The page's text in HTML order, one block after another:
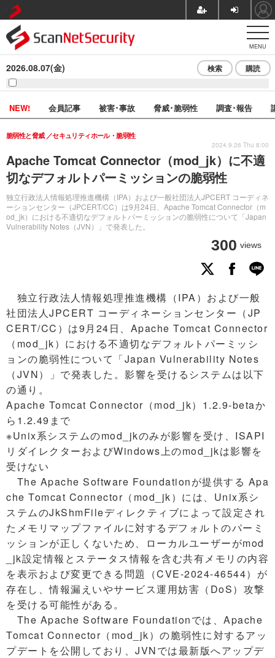
MENU
2026.08.07(金) 検索 購読
NEW! 会員記事 被害･事故 脅威･脆弱性 調査･報告
Apache Tomcat Connector（mod_jk）に不適
切なデフォルトパーミッションの脆弱性
独立行政法人情報処理推進機構（IPA）および一般社団法人JPCERT コーディネ
ーションセンター（JPCERT/CC）は9月24日、Apache Tomcat Connector（m
od_jk）における不適切なデフォルトパーミッションの脆弱性について「Japan
Vulnerability Notes（JVN）」で発表した。
脆弱性と脅威 セキュリティホール・脆弱性
300 views
2024.9.26 Thu 8:00
独立行政法人情報処理推進機構（IPA）および一般
社団法人JPCERT コーディネーションセンター（JP
CERT/CC）は9月24日、Apache Tomcat Connector
（mod_jk）における不適切なデフォルトパーミッシ
ョンの脆弱性について「Japan Vulnerability Notes
（JVN）」で発表した。影響を受けるシステムは以下
の通り。
Apache Tomcat Connector（mod_jk）1.2.9-betaか
ら1.2.49まで
※Unix系システムのmod_jkのみが影響を受け、ISAPI
リダイレクターおよびWindows上のmod_jkは影響を
受けない
The Apache Software Foundationが提供する Apa
che Tomcat Connector（mod_jk）には、Unix系シ
ステムのJkShmFileディレクティブによって設定され
たメモリマップファイルに対するデフォルトのパーミ
ッションが正しくないため、ローカルユーザーがmod
_jk設定情報とステータス情報を含む共有メモリの内容
を表示および変更できる問題（CVE-2024-46544）が
存在し、情報漏えいやサービス運用妨害（DoS）攻撃
を受ける可能性がある。
The Apache Software Foundationでは、Apache
Tomcat Connector（mod_jk）の脆弱性に対するアッ
プデートを公開しており、JVNでは最新版へアップデ